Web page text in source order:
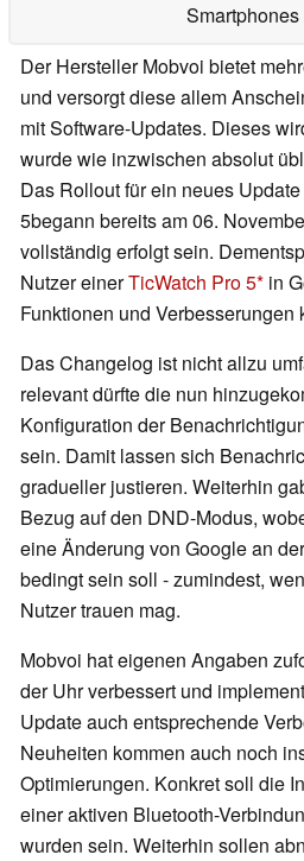
Der Hersteller Mobvoi bietet
und versorgt diese allem
mit Software-Updates. Dieses
wurde wie inzwischen absolut
Das Rollout für ein neues
5begann bereits am 06.
vollständig erfolgt sein.
Nutzer einerTicWatch Pro 5 in
Funktionen und Verbesserungen
Das Changelog ist nicht allzu
relevant dürfte die nun
Konfiguration der
sein. Damit lassen sich
gradueller justieren. Weiterhin
Bezug auf den DND-Modus,
eine Änderung von Google an
bedingt sein soll - zumindest,
Nutzer trauen mag.
Mobvoi hat eigenen Angaben
der Uhr verbessert und
Update auch entsprechende
Neuheiten kommen auch noch
Optimierungen. Konkret soll die
einer aktiven Bluetooth-
wurden sein. Weiterhin sollen